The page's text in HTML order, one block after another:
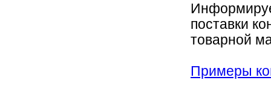
поставки
товарной
Примеры